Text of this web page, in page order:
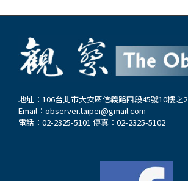
地址：106台北市大安區信義路四段45號10樓之2
Email： observer.taipei@gmail.com
電話：02-2325-5101 傳真：02-2325-5102